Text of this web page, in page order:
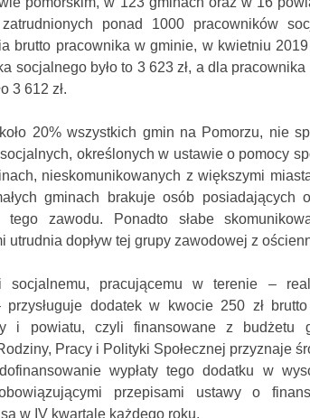
ponad 1000 pracowników
brutto pracownika w gminie, w kwietniu 2019
socjalnego było to 3 623 zł, a dla
3 612 zł.
20% wszystkich gmin na Pomorzu, nie
określonych w ustawie o pomocy
nieskomunikowanych z większymi
gminach brakuje osób posiadających
tego zawodu. Ponadto słabe
utrudnia dopływ tej grupy zawodowej z
socjalnemu, pracującemu w terenie –
przysługuje dodatek w kwocie 250 zł
i powiatu, czyli finansowane z budżetu
Pracy i Polityki Społecznej przyznaje
wypłaty tego dodatku w
przepisami ustawy o
w IV kwartale każdego roku.